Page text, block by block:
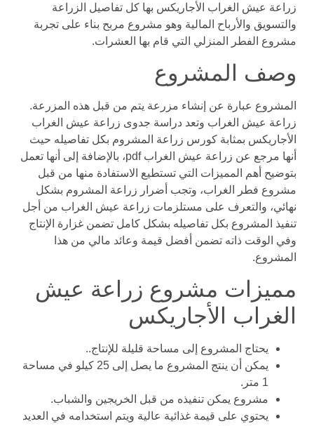
زراعة عيش الغراب الأجاريكس بها كل تفاصيل الزراعة
والتسويق والأرباح المالية وهو مشروع مربح بناء على تجربة
مشروع الفطر المنزلي التي قام بها العشرات.
وصف المشروع
المشروع عبارة عن إنشاء مزرعة يتم من قبل هذه المزرعة.
زراعة عيش الغراب وتعد دراسة جدوى زراعة عيش الغراب
الأجاريكس بمثابة كورس زراعة المشروم بكل تفاصيله حيث
أنها مرجع عن زراعة عيش الغراب pdf، بالإضافة إلى أنها تعمل
بتوضيح أهم المميزات التي تستطيع الاستفادة منها من قبل
مشروع فطر الغراب، وتجب أضرار زراعة المشروم بشكل
نهائي، والتعرف على مستلزمات زراعة عيش الغراب من أجل
تنفيذ المشروع بكل تفاصيله بشكل كامل تضمن غزارة الإنتاج
وفي الوقت ذاته تضمن أفضل قيمة وعائد مالي من هذا
المشروع.
مميزات مشروع زراعة عيش
الغراب الأجاريكس
يحتاج المشروع إلى مساحة قليلة للإنتاج..
يمكن أن ينتج المشروع ما يصل إلى 25 كيلو في مساحة
1 متر.
مشروع يمكن تنفيذه من قبل الخريجين والشباب.
يحتوي على قيمة غذائية عالية ويتم استخدامه في العديد